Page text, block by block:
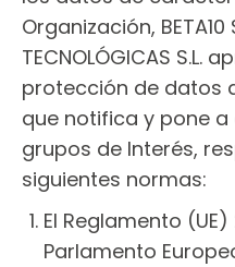
Organización, BETA10
TECNOLÓGICAS S.L.
protección de datos
que notifica y pone
grupos de Interés,
siguientes normas:
El Reglamento
Parlamento